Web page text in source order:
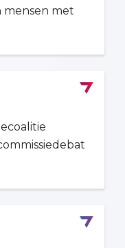
mensen met